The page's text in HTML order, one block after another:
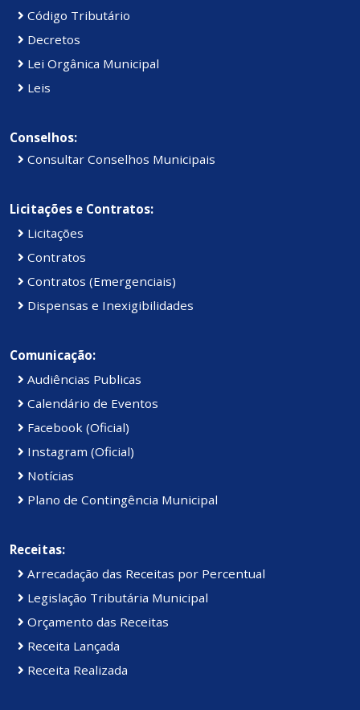
Código Tributário
Decretos
Lei Orgânica Municipal
Leis
Conselhos:
Consultar Conselhos Municipais
Licitações e Contratos:
Licitações
Contratos
Contratos (Emergenciais)
Dispensas e Inexigibilidades
Comunicação:
Audiências Publicas
Calendário de Eventos
Facebook (Oficial)
Instagram (Oficial)
Notícias
Plano de Contingência Municipal
Receitas:
Arrecadação das Receitas por Percentual
Legislação Tributária Municipal
Orçamento das Receitas
Receita Lançada
Receita Realizada